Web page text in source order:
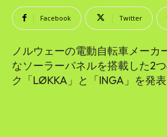
Facebook Twitter
ノルウェーの電動自転車メーカ
なソーラーパネルを搭載した2
ク「LØKKA」と「INGA」を発表